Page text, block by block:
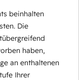
beinhalten
Die
haben,
an enthaltenen
Ihrer